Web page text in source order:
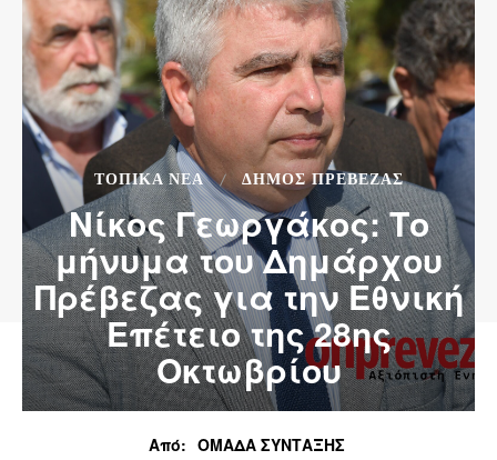
ΤΟΠΙΚΆ ΝΈΑ ΔΉΜΟΣ ΠΡΈΒΕΖΑΣ
Νίκος Γεωργάκος: Το
μήνυμα του Δημάρχου
Πρέβεζας για την Εθνική
Επέτειο της 28ης
Οκτωβρίου
Από: ΟΜΑΔΑ ΣΥΝΤΑΞΗΣ